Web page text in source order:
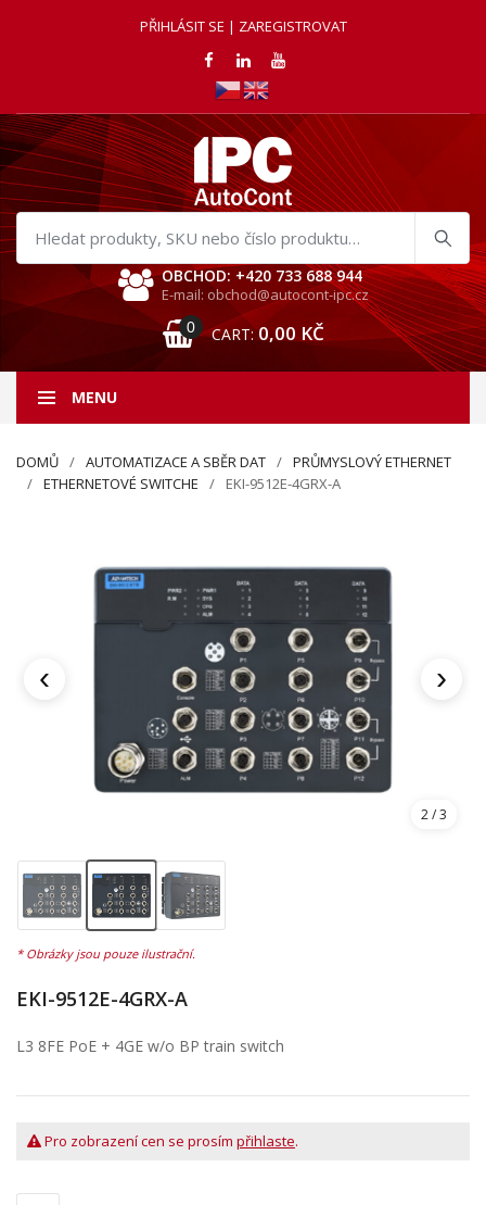
PŘIHLÁSIT SE | ZAREGISTROVAT
Hledat
produkty
OBCHOD: +420 733 688 944
E-mail: obchod@autocont-ipc.cz
0 CART: 0,00 KČ
MENU
DOMŮ AUTOMATIZACE A SBĚR DAT
PRŮMYSLOVÝ ETHERNET
ETHERNETOVÉ SWITCHE
EKI-9512E-4GRX-A
‹ ›
2/ 3
EKI-9512E-4GRX-A
L3 8FE PoE + 4GE w/o BP train switch
Pro zobrazení cen se prosím přihlaste.